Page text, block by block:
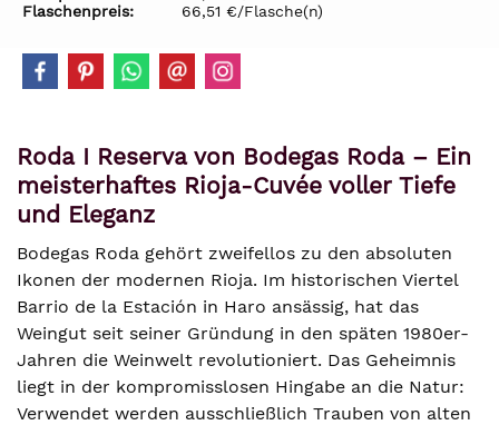
Flaschenpreis:
66,51 €/Flasche(n)
Roda I Reserva von Bodegas Roda – Ein
meisterhaftes Rioja-Cuvée voller Tiefe
und Eleganz
Bodegas Roda gehört zweifellos zu den absoluten
Ikonen der modernen Rioja. Im historischen Viertel
Barrio de la Estación in Haro ansässig, hat das
Weingut seit seiner Gründung in den späten 1980er-
Jahren die Weinwelt revolutioniert. Das Geheimnis
liegt in der kompromisslosen Hingabe an die Natur:
Verwendet werden ausschließlich Trauben von alten